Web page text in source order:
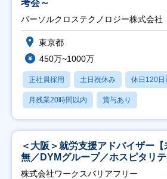
考会～
パーソルクロステクノロジー株式会社
東京都
450万~1000万
正社員採用 土日祝休み 休日120日
月残業20時間以内 賞与あり
＜大阪＞就労支援アドバイザー
無／DYMグループ／ホスピタリ
日祝】
株式会社ワークスバリアフリー